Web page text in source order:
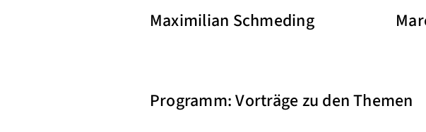
Maximilian Schmeding
Programm: Vorträge zu den Themen